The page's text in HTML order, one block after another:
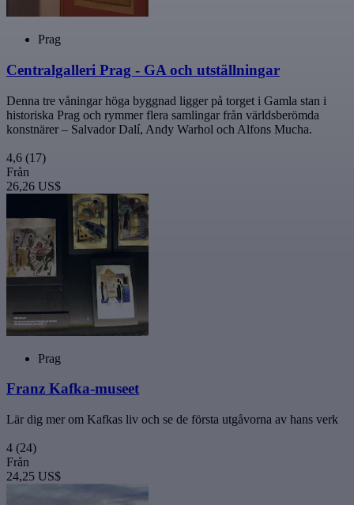
Prag
Centralgalleri Prag - GA och utställningar
Denna tre våningar höga byggnad ligger på torget i Gamla stan i
historiska Prag och rymmer flera samlingar från världsberömda
konstnärer – Salvador Dalí, Andy Warhol och Alfons Mucha.
4,6 (17)
Från
26,26 US$
Prag
Franz Kafka-museet
Lär dig mer om Kafkas liv och se de första utgåvorna av hans verk
4 (24)
Från
24,25 US$